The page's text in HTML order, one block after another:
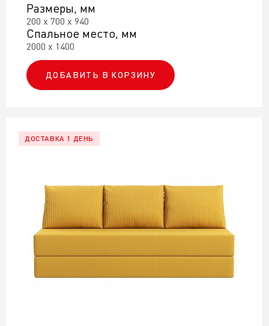
Размеры, мм
200 х 700 х 940
Спальное место, мм
2000 х 1400
ДОБАВИТЬ В КОРЗИНУ
ДОСТАВКА 1 ДЕНЬ